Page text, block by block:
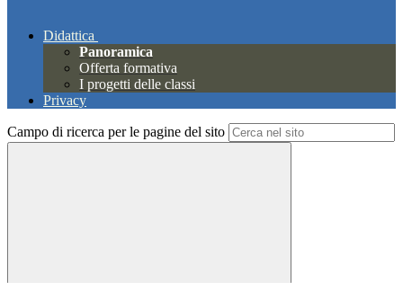
Didattica
Panoramica
Offerta formativa
I progetti delle classi
Privacy
Campo di ricerca per le pagine del sito